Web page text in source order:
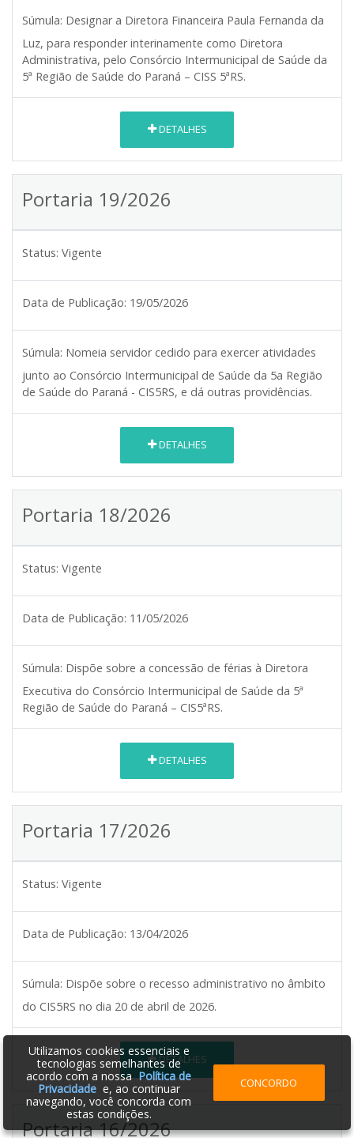
Súmula: Designar a Diretora Financeira Paula Fernanda da
Luz, para responder interinamente como Diretora
Administrativa, pelo Consórcio Intermunicipal de Saúde da
5ª Região de Saúde do Paraná – CISS 5ªRS.
DETALHES
Portaria 19/2026
Status: Vigente
Data de Publicação: 19/05/2026
Súmula: Nomeia servidor cedido para exercer atividades
junto ao Consórcio Intermunicipal de Saúde da 5a Região
de Saúde do Paraná - CIS5RS, e dá outras providências.
DETALHES
Portaria 18/2026
Status: Vigente
Data de Publicação: 11/05/2026
Súmula: Dispõe sobre a concessão de férias à Diretora
Executiva do Consórcio Intermunicipal de Saúde da 5ª
Região de Saúde do Paraná – CIS5ªRS.
DETALHES
Portaria 17/2026
Status: Vigente
Data de Publicação: 13/04/2026
Súmula: Dispõe sobre o recesso administrativo no âmbito
do CIS5RS no dia 20 de abril de 2026.
DETALHES
Portaria 16/2026
Utilizamos cookies essenciais e
tecnologias semelhantes de
acordo com a nossaPolítica de
Privacidadee, ao continuar
navegando, você concorda com
estas condições.
CONCORDO